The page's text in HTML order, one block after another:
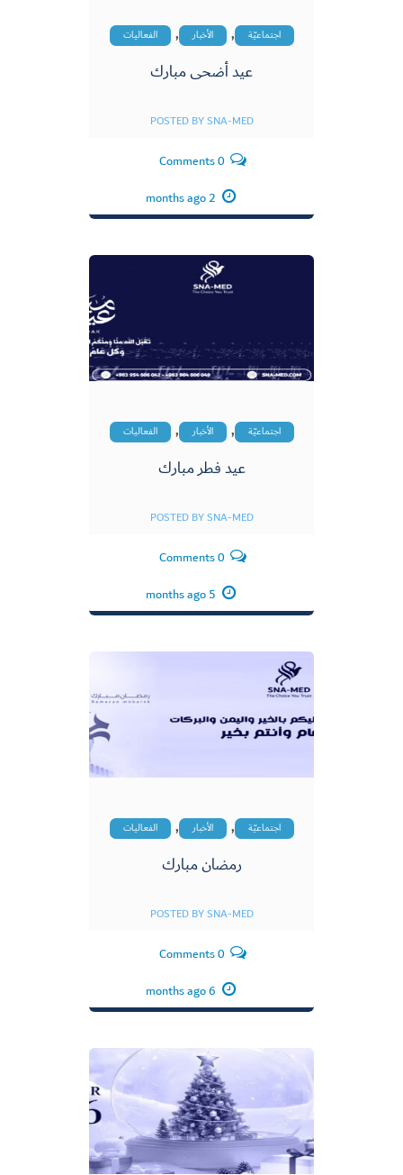
اجتماعيّة , الأخبار , الفعاليات
عيد أضحى مبارك
POSTED BYSNA-MED
0 Comments
2 months ago
اجتماعيّة , الأخبار , الفعاليات
عيد فطر مبارك
POSTED BYSNA-MED
0 Comments
5 months ago
اجتماعيّة , الأخبار , الفعاليات
رمضان مبارك
POSTED BYSNA-MED
0 Comments
6 months ago